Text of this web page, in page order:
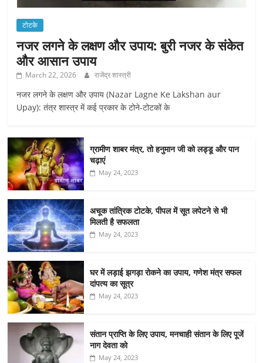
टोटके
नजर लगने के लक्षण और उपाय: बुरी नजर के संकेत
और आसान उपाय
March 22, 2026 राजेंद्र शास्त्री
नजर लगने के लक्षण और उपाय (Nazar Lagne Ke Lakshan aur
Upay): तंत्र शास्त्र में कई प्रकार के टोने-टोटकों के
ग्रामीण शाबर मंत्र, तो हनुमान जी को लड्डू और पान
चढ़ाएं
May 24, 2023
अचूक तांत्रिक टोटके, पीपल में सूत लपेटने से भी
मिलती है सफलता
May 24, 2023
घर में लड़ाई झगड़ा रोकने का उपाय, गणेश मंत्र सफल
दांपत्य का सूत्र
May 24, 2023
संतान प्राप्ति के लिए उपाय, मनचाही संतान के लिए पूजें
नाग देवता को
May 24, 2023